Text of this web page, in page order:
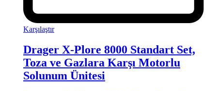
Karşılaştır
Drager X-Plore 8000 Standart Set,
Toza ve Gazlara Karşı Motorlu
Solunum Ünitesi